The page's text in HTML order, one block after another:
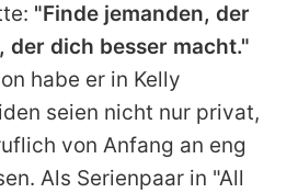
"Finde jemanden, der
dich besser macht."
habe er in Kelly
seien nicht nur privat,
von Anfang an eng
Als Serienpaar in "All